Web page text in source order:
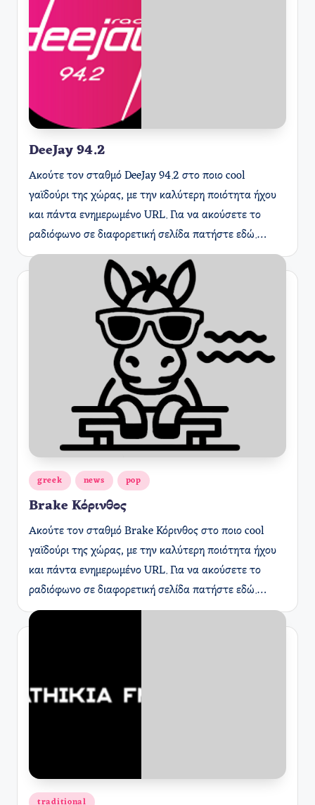
DeeJay 94.2
Ακούτε τον σταθμό DeeJay 94.2 στο ποιο cool
γαϊδούρι της χώρας, με την καλύτερη ποιότητα ήχου
και πάντα ενημερωμένο URL. Για να ακούσετε το
ραδιόφωνο σε διαφορετική σελίδα πατήστε εδώ.…
Αναρτήθηκε
greek news pop
Brake Κόρινθος
Ακούτε τον σταθμό Brake Κόρινθος στο ποιο cool
γαϊδούρι της χώρας, με την καλύτερη ποιότητα ήχου
και πάντα ενημερωμένο URL. Για να ακούσετε το
ραδιόφωνο σε διαφορετική σελίδα πατήστε εδώ.…
Αναρτήθηκε
traditional